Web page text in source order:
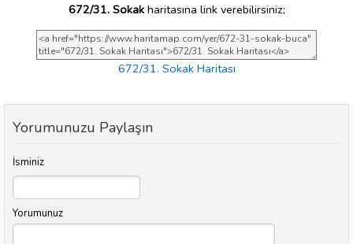
672/31. Sokakharitasına link verebilirsiniz;
672/31. Sokak Haritası
Yorumunuzu Paylaşın
İsminiz
Yorumunuz